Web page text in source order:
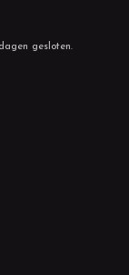
gesloten.